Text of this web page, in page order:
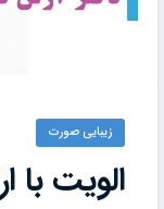
زیبایی صورت
الویت